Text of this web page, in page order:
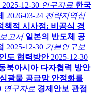
2025-12-30 연구자료 한국
2026-03-24 전략지역심
책적 시사점: 비공식 경
고서 일본의 반도체 공
2025-12-30 기본연구보
도 협력방안 2025-12-30
북아시아 다자협력 방안
광물 공급망 안정화를
연구자료 경제안보 관점